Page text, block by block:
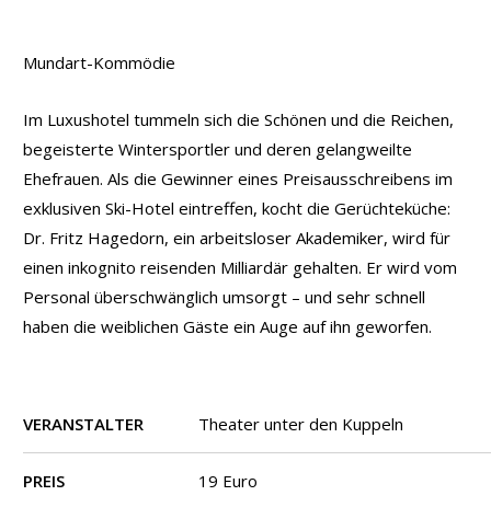
Mundart-Kommödie
Im Luxushotel tummeln sich die Schönen und die Reichen,
begeisterte Wintersportler und deren gelangweilte
Ehefrauen. Als die Gewinner eines Preisausschreibens im
exklusiven Ski-Hotel eintreffen, kocht die Gerüchteküche:
Dr. Fritz Hagedorn, ein arbeitsloser Akademiker, wird für
einen inkognito reisenden Milliardär gehalten. Er wird vom
Personal überschwänglich umsorgt – und sehr schnell
haben die weiblichen Gäste ein Auge auf ihn geworfen.
VERANSTALTER Theater unter den Kuppeln
PREIS 19 Euro